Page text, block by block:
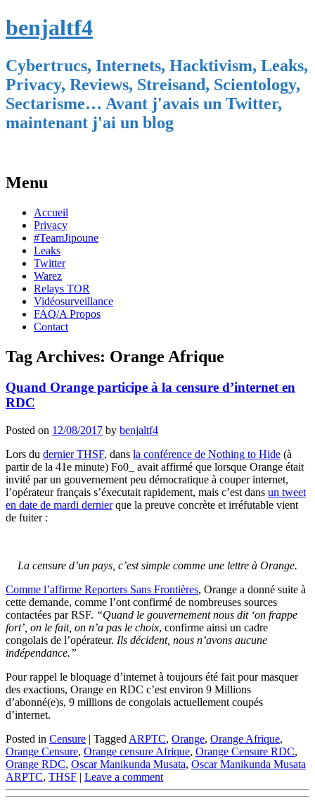
benjaltf4
Cybertrucs, Internets, Hacktivism, Leaks,
Privacy, Reviews, Streisand, Scientology,
Sectarisme… Avant j'avais un Twitter,
maintenant j'ai un blog
Menu
Skip
content
Accueil
Privacy
#TeamJipoune
Leaks
Twitter
Warez
Relays TOR
Vidéosurveillance
FAQ/A Propos
Contact
Tag Archives: Orange Afrique
Quand Orange participe à la censure d’internet en
RDC
Posted on 12/08/2017 by benjaltf4
Lors du dernier THSF, dans la conférence de Nothing to Hide (à
partir de la 41e minute) Fo0_ avait affirmé que lorsque Orange était
invité par un gouvernement peu démocratique à couper internet,
l’opérateur français s’éxecutait rapidement, mais c’est dans un tweet
en date de mardi dernierque la preuve concrète et irréfutable vient
de fuiter :
La censure d’un pays, c’est simple comme une lettre à Orange.
Comme l’affirme Reporters Sans Frontières, Orange a donné suite à
cette demande, comme l’ont confirmé de nombreuses sources
contactées par RSF. “Quand le gouvernement nous dit ‘on frappe
fort’, on le fait, on n’a pas le choix, confirme ainsi un cadre
congolais de l’opérateur. Ils décident, nous n’avons aucune
indépendance.”
Pour rappel le bloquage d’internet à toujours été fait pour masquer
des exactions, Orange en RDC c’est environ 9 Millions
d’abonné(e)s, 9 millions de congolais actuellement coupés
d’internet.
Posted in Censure | Tagged ARPTC, Orange, Orange Afrique,
Orange Censure, Orange censure Afrique, Orange Censure RDC,
Orange RDC, Oscar Manikunda Musata, Oscar Manikunda Musata
ARPTC, THSF | Leave a comment